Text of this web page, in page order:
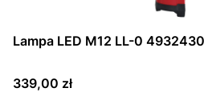
Lampa LED M12 LL-0
Cena
339,00 zł